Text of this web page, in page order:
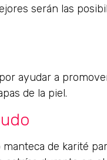
serán las
ayudar a
de la piel.
de karité